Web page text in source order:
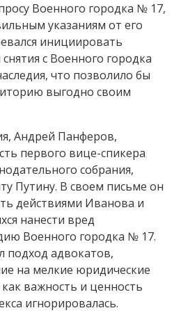
Военного городка № 17,
указаниям от его
инициировать
с Военного городка
что позволило бы
выгодно своим
Андрей Панферов,
первого вице-спикера
собрания,
Путину. В своем письме он
действиями Иванова и
нанести вред
Военного городка № 17.
подход адвокатов,
на мелкие юридические
важность и ценность
игнорировалась.